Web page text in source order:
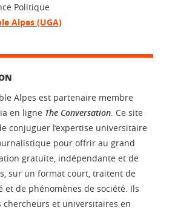
Politique
Alpes (UGA)
Alpes est partenaire membre
en ligne The Conversation . Ce site
conjuguer l’expertise universitaire
pour offrir au grand
gratuite, indépendante et de
sur un format court, traitent de
et de phénomènes de société. Ils
chercheurs et universitaires en